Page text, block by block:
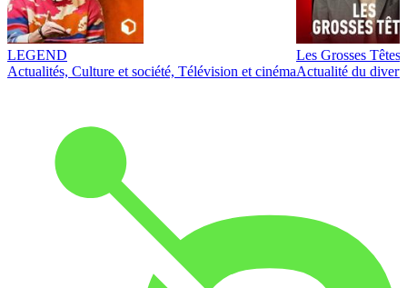
LEGEND
Actualités, Culture et société, Télévision et cinéma
Les Grosses Têtes
Actualité du